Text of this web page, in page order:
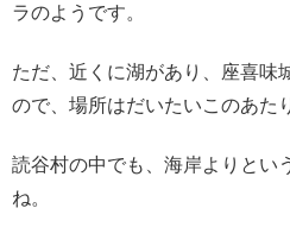
ラのようです。
ただ、近くに湖があり、座喜味
ので、場所はだいたいこのあた
読谷村の中でも、海岸よりとい
ね。